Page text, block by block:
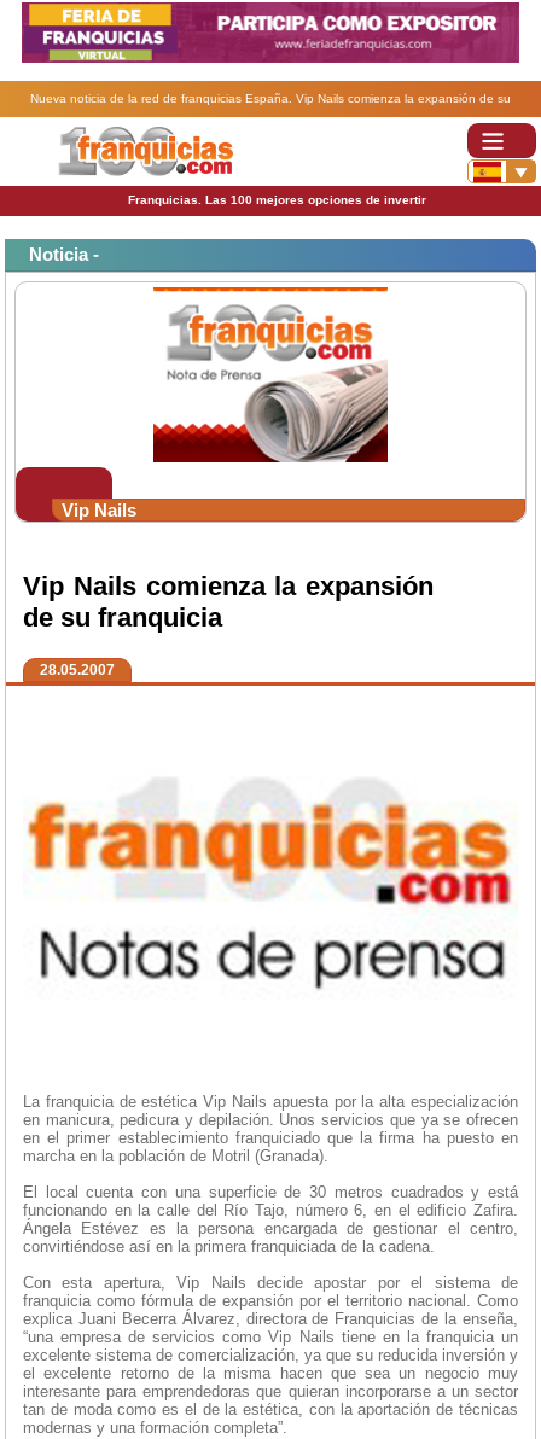
Nueva noticia de la red de franquicias España. Vip Nails comienza la expansión de su
Franquicias. Las 100 mejores opciones de invertir
Noticia -
Vip Nails
Vip Nails comienza la expansión
de su franquicia
28.05.2007
La franquicia de estética Vip Nails apuesta por la alta especialización
en manicura, pedicura y depilación. Unos servicios que ya se ofrecen
en el primer establecimiento franquiciado que la firma ha puesto en
marcha en la población de Motril (Granada).
El local cuenta con una superficie de 30 metros cuadrados y está
funcionando en la calle del Río Tajo, número 6, en el edificio Zafira.
Ángela Estévez es la persona encargada de gestionar el centro,
convirtiéndose así en la primera franquiciada de la cadena.
Con esta apertura, Vip Nails decide apostar por el sistema de
franquicia como fórmula de expansión por el territorio nacional. Como
explica Juani Becerra Álvarez, directora de Franquicias de la enseña,
“una empresa de servicios como Vip Nails tiene en la franquicia un
excelente sistema de comercialización, ya que su reducida inversión y
el excelente retorno de la misma hacen que sea un negocio muy
interesante para emprendedoras que quieran incorporarse a un sector
tan de moda como es el de la estética, con la aportación de técnicas
modernas y una formación completa”.